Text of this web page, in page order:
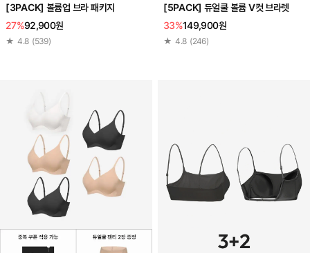
[3PACK] 볼륨업 브라 패키지
27%92,900원
★ 4.8 (539)
[5PACK] 듀얼쿨 볼륨 V컷 브라렛
33%149,900원
★ 4.8 (246)